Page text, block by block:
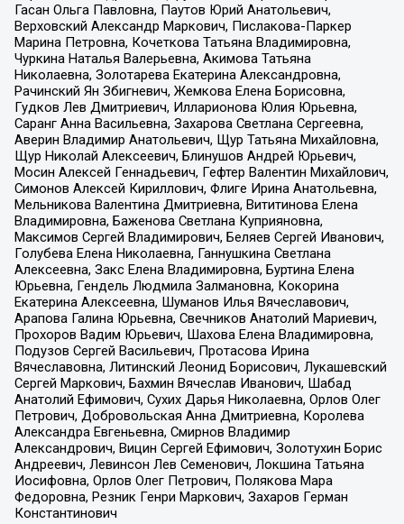
Гасан Ольга Павловна, Паутов Юрий Анатольевич,
Верховский Александр Маркович, Пислакова-Паркер
Марина Петровна, Кочеткова Татьяна Владимировна,
Чуркина Наталья Валерьевна, Акимова Татьяна
Николаевна, Золотарева Екатерина Александровна,
Рачинский Ян Збигневич, Жемкова Елена Борисовна,
Гудков Лев Дмитриевич, Илларионова Юлия Юрьевна,
Саранг Анна Васильевна, Захарова Светлана Сергеевна,
Аверин Владимир Анатольевич, Щур Татьяна Михайловна,
Щур Николай Алексеевич, Блинушов Андрей Юрьевич,
Мосин Алексей Геннадьевич, Гефтер Валентин Михайлович,
Симонов Алексей Кириллович, Флиге Ирина Анатольевна,
Мельникова Валентина Дмитриевна, Вититинова Елена
Владимировна, Баженова Светлана Куприяновна,
Максимов Сергей Владимирович, Беляев Сергей Иванович,
Голубева Елена Николаевна, Ганнушкина Светлана
Алексеевна, Закс Елена Владимировна, Буртина Елена
Юрьевна, Гендель Людмила Залмановна, Кокорина
Екатерина Алексеевна, Шуманов Илья Вячеславович,
Арапова Галина Юрьевна, Свечников Анатолий Мариевич,
Прохоров Вадим Юрьевич, Шахова Елена Владимировна,
Подузов Сергей Васильевич, Протасова Ирина
Вячеславовна, Литинский Леонид Борисович, Лукашевский
Сергей Маркович, Бахмин Вячеслав Иванович, Шабад
Анатолий Ефимович, Сухих Дарья Николаевна, Орлов Олег
Петрович, Добровольская Анна Дмитриевна, Королева
Александра Евгеньевна, Смирнов Владимир
Александрович, Вицин Сергей Ефимович, Золотухин Борис
Андреевич, Левинсон Лев Семенович, Локшина Татьяна
Иосифовна, Орлов Олег Петрович, Полякова Мара
Федоровна, Резник Генри Маркович, Захаров Герман
Константинович